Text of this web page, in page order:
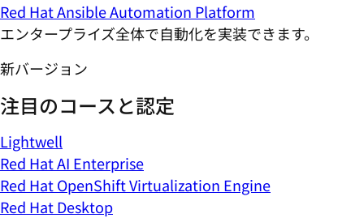
Red Hat Ansible Automation Platform
エンタープライズ全体で自動化を実装できます。
新バージョン
注目のコースと認定
Lightwell
Red Hat AI Enterprise
Red Hat OpenShift Virtualization Engine
Red Hat Desktop